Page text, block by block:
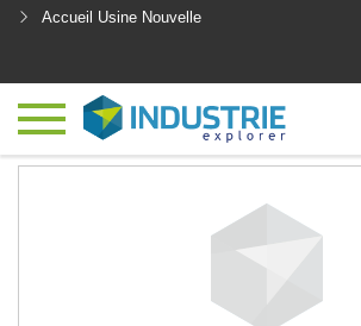
Accueil Usine Nouvelle